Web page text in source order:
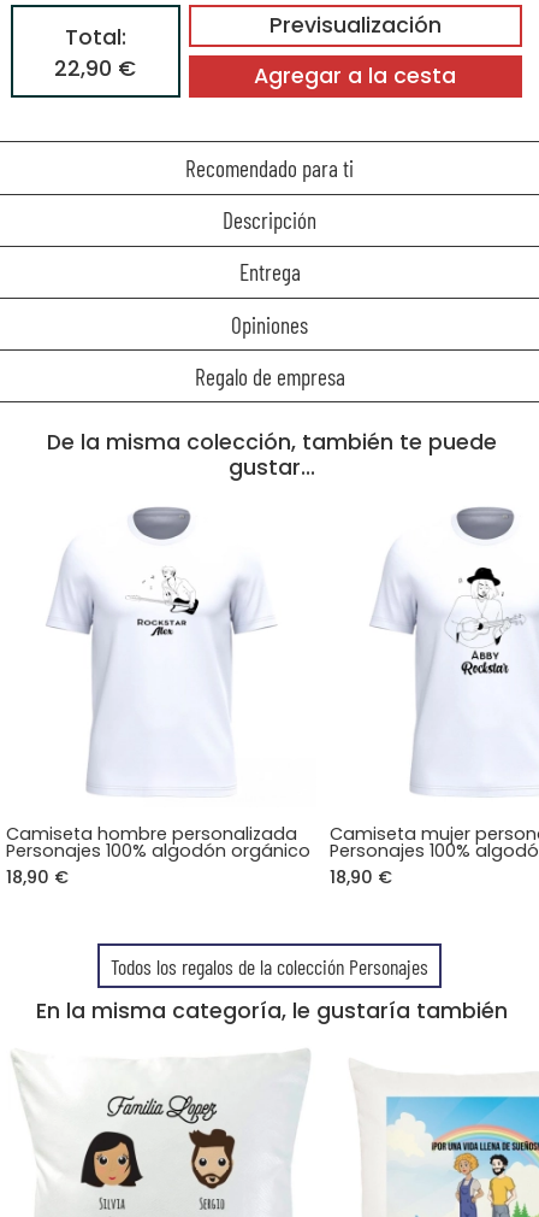
Previsualización
Total:
22,90 €
Agregar a la cesta
Recomendado para ti
Descripción
Entrega
Opiniones
Regalo de empresa
De la misma colección, también te puede
gustar...
Camiseta hombre personalizada
Personajes 100% algodón orgánico
18,90 €
Camiseta mujer
Personajes 100%
18,90 €
Todos los regalos de la colección Personajes
En la misma categoría, le gustaría también